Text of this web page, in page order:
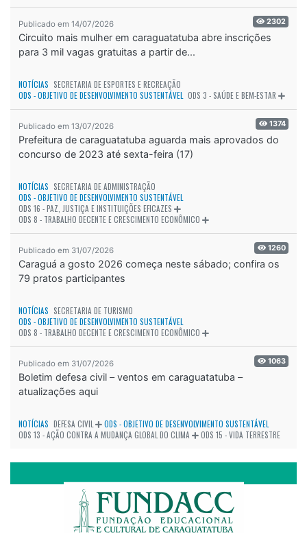
Publicado em 14/07/2026 2302
Circuito mais mulher em caraguatatuba abre inscrições
para 3 mil vagas gratuitas a partir de...
NOTÍCIAS SECRETARIA DE ESPORTES E RECREAÇÃO
ODS - OBJETIVO DE DESENVOLVIMENTO SUSTENTÁVEL ODS 3 - SAÚDE E BEM-ESTAR
Publicado em 13/07/2026 1374
Prefeitura de caraguatatuba aguarda mais aprovados do
concurso de 2023 até sexta-feira (17)
NOTÍCIAS SECRETARIA DE ADMINISTRAÇÃO
ODS - OBJETIVO DE DESENVOLVIMENTO SUSTENTÁVEL
ODS 16 - PAZ, JUSTIÇA E INSTITUIÇÕES EFICAZES
ODS 8 - TRABALHO DECENTE E CRESCIMENTO ECONÔMICO
Publicado em 31/07/2026 1260
Caraguá a gosto 2026 começa neste sábado; confira os
79 pratos participantes
NOTÍCIAS SECRETARIA DE TURISMO
ODS - OBJETIVO DE DESENVOLVIMENTO SUSTENTÁVEL
ODS 8 - TRABALHO DECENTE E CRESCIMENTO ECONÔMICO
Publicado em 31/07/2026 1063
Boletim defesa civil – ventos em caraguatatuba –
atualizações aqui
NOTÍCIAS DEFESA CIVIL
ODS - OBJETIVO DE DESENVOLVIMENTO SUSTENTÁVEL
ODS 13 - AÇÃO CONTRA A MUDANÇA GLOBAL DO CLIMA
ODS 15 - VIDA TERRESTRE